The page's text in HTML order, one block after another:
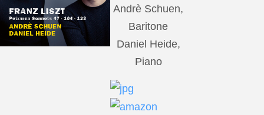
Andrè Schuen,
Baritone
Daniel Heide,
Piano